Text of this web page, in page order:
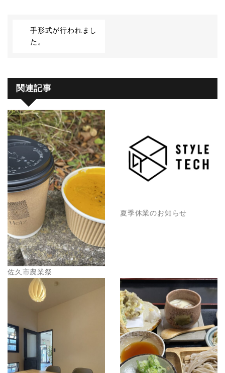
手形式が行われまし
た。
関連記事
佐久市農業祭
夏季休業のお知らせ